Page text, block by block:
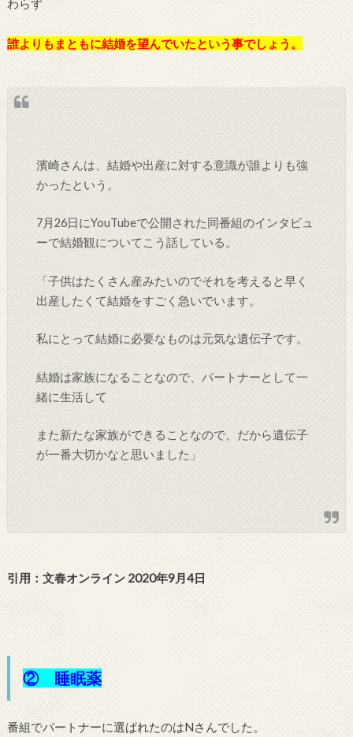
わらず
誰よりもまともに結婚を望んでいたという事でしょう。
濱崎さんは、結婚や出産に対する意識が誰よりも強
かったという。
7月26日にYouTubeで公開された同番組のインタビュ
ーで結婚観についてこう話している。
「子供はたくさん産みたいのでそれを考えると早く
出産したくて結婚をすごく急いでいます。
私にとって結婚に必要なものは元気な遺伝子です。
結婚は家族になることなので、パートナーとして一
緒に生活して
また新たな家族ができることなので、だから遺伝子
が一番大切かなと思いました」
引用：文春オンライン 2020年9月4日
② 睡眠薬
番組でパートナーに選ばれたのはNさんでした。